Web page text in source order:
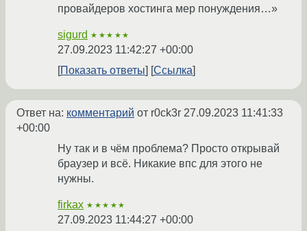
провайдеров хостинга мер понуждения…»
sigurd ★★★★★
27.09.2023 11:42:27 +00:00
Показать ответы
Ссылка
Ответ на: комментарий от r0ck3r 27.09.2023 11:41:33
+00:00
Ну так и в чём проблема? Просто открывай
браузер и всё. Никакие впс для этого не
нужны.
firkax ★★★★★
27.09.2023 11:44:27 +00:00